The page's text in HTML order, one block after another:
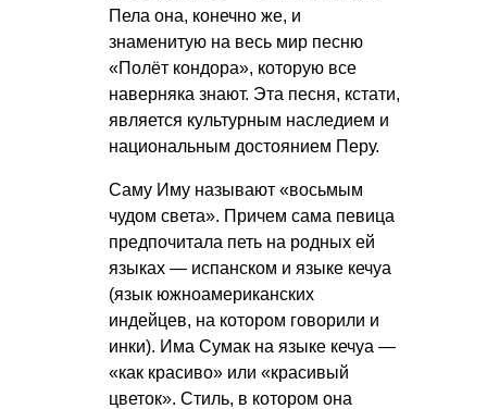
Пела она, конечно же, и
знаменитую на весь мир песню
«Полёт кондора», которую все
наверняка знают. Эта песня, кстати,
является культурным наследием и
национальным достоянием Перу.
Саму Иму называют «восьмым
чудом света». Причем сама певица
предпочитала петь на родных ей
языках — испанском и языке кечуа
(язык южноамериканских
индейцев, на котором говорили и
инки). Има Сумак на языке кечуа —
«как красиво» или «красивый
цветок». Стиль, в котором она